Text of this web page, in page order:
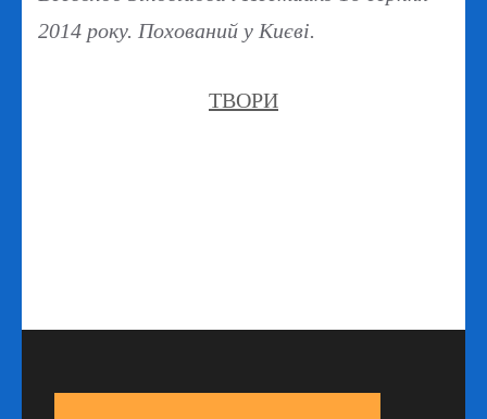
2014 року. Похований у Києві.
ТВОРИ